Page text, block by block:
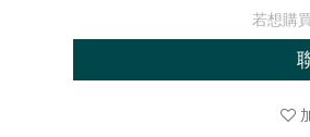
若想購